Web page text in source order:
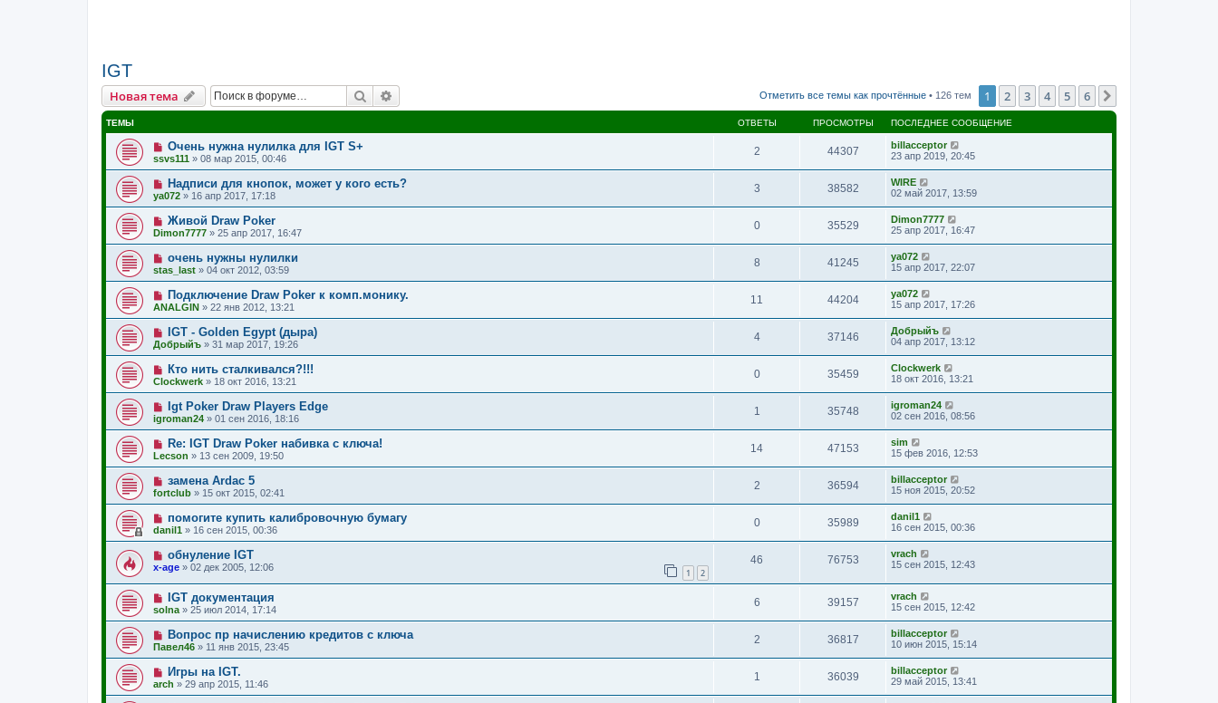
IGT
Новая тема Поиск Отметить все темы как прочтённые • 126 тем 1 2 3 4 5 6
ТЕМЫ ОТВЕТЫ ПРОСМОТРЫ ПОСЛЕДНЕЕ СООБЩЕНИЕ
Очень нужна нулилка для IGT S+
ssvs111 » 08 мар 2015, 00:46
2 44307
billacceptor
23 апр 2019, 20:45
Надписи для кнопок, может у кого есть?
ya072 » 16 апр 2017, 17:18
3 38582
WIRE
02 май 2017, 13:59
Живой Draw Poker
Dimon7777 » 25 апр 2017, 16:47
0 35529
Dimon7777
25 апр 2017, 16:47
очень нужны нулилки
stas_last » 04 окт 2012, 03:59
8 41245
ya072
15 апр 2017, 22:07
Подключение Draw Poker к комп.монику.
ANALGIN » 22 янв 2012, 13:21
11 44204
ya072
15 апр 2017, 17:26
IGT - Golden Egypt (дыра)
Добрыйъ » 31 мар 2017, 19:26
4 37146
Добрыйъ
04 апр 2017, 13:12
Кто нить сталкивался?!!!
Clockwerk » 18 окт 2016, 13:21
0 35459
Clockwerk
18 окт 2016, 13:21
Igt Poker Draw Players Edge
igroman24 » 01 сен 2016, 18:16
1 35748
igroman24
02 сен 2016, 08:56
Re: IGT Draw Poker набивка с ключа!
Lecson » 13 сен 2009, 19:50
14 47153
sim
15 фев 2016, 12:53
замена Ardac 5
fortclub » 15 окт 2015, 02:41
2 36594
billacceptor
15 ноя 2015, 20:52
помогите купить калибровочную бумагу
danil1 » 16 сен 2015, 00:36
0 35989
danil1
16 сен 2015, 00:36
обнуление IGT
x-age » 02 дек 2005, 12:06 1 2
46 76753
vrach
15 сен 2015, 12:43
IGT документация
solna » 25 июл 2014, 17:14
6 39157
vrach
15 сен 2015, 12:42
Вопрос пр начислению кредитов с ключа
Павел46 » 11 янв 2015, 23:45
2 36817
billacceptor
10 июн 2015, 15:14
Игры на IGT.
arch » 29 апр 2015, 11:46
1 36039
billacceptor
29 май 2015, 13:41